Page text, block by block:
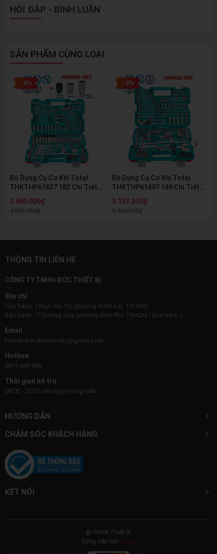
HỎI ĐÁP - BÌNH LUẬN
SẢN PHẨM CÙNG LOẠI
- 8%
Bộ Dụng Cụ Cơ Khí Total
THKTHP61827 182 Chi Tiết
Chuyên Nghiệp
3.680.000₫
4.000.000₫
- 8%
Bộ Dụng Cụ Cơ Khí Total
THKTHP61497 149 Chi Tiết
Chuyên Nghiệp
3.183.200₫
3.460.000₫
THÔNG TIN LIÊN HỆ
CÔNG TY TNHH ĐỨC THIẾT BỊ
Địa chỉ
Cửa hàng: 7 Ngô Gia Tự, phường Vườn Lài, TP.HCM
Bảo hành: 77 Đường 26A, phường Bình Phú TP.HCM ( Bảo hành )
Email
kinhdoanh.storethietbi@gmail.com
Hotline
0911 689 896
Thời gian hỗ trợ
08:00 - 22:00 các ngày trong tuần
HƯỚNG DẪN
CHĂM SÓC KHÁCH HÀNG
KẾT NỐI
@ Store Thiết Bị
Cung cấp bởi Sapo